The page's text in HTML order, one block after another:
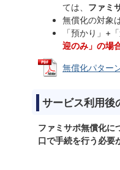
ては、 ファミ
無償化の対象
「預かり」+
迎のみ」の場
無償化パター
サービス利用後
ファミサポ無償化に
口で手続を行う必要